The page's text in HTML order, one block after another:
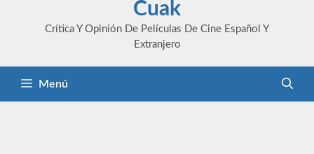
Cuak
Crítica Y Opinión De Películas De Cine Español Y
Extranjero
Menú